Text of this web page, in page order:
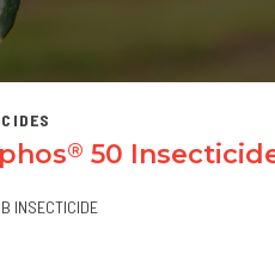
® 50
INSECTICIDE